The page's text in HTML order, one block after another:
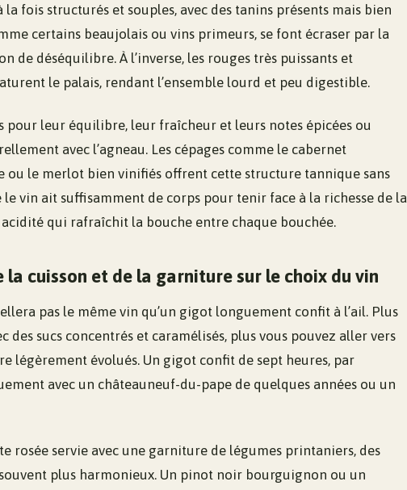
la fois structurés et souples, avec des tanins présents mais bien
certains beaujolais ou vins primeurs, se font écraser par la
de déséquilibre. À l’inverse, les rouges très puissants et
le palais, rendant l’ensemble lourd et peu digestible.
pour leur équilibre, leur fraîcheur et leurs notes épicées ou
avec l’agneau. Les cépages comme le cabernet
ou le merlot bien vinifiés offrent cette structure tannique sans
le vin ait suffisamment de corps pour tenir face à la richesse de la
qui rafraîchit la bouche entre chaque bouchée.
la cuisson et de la garniture sur le choix du vin
pas le même vin qu’un gigot longuement confit à l’ail. Plus
des sucs concentrés et caramélisés, plus vous pouvez aller vers
légèrement évolués. Un gigot confit de sept heures, par
avec un châteauneuf-du-pape de quelques années ou un
rosée servie avec une garniture de légumes printaniers, des
plus harmonieux. Un pinot noir bourguignon ou un